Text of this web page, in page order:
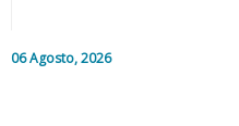
06 Agosto, 2026